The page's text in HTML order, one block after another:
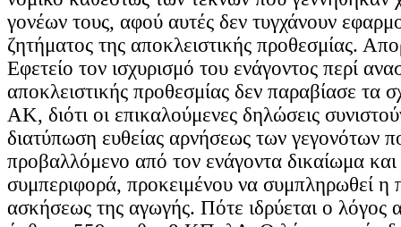
γονέων τους, αφού αυτές δεν τυγχάνουν
ζητήματος της αποκλειστικής προθεσμίας.
Εφετείο τον ισχυρισμό του ενάγοντος περί
αποκλειστικής προθεσμίας δεν παραβίασε τα
ΑΚ, διότι οι επικαλούμενες δηλώσεις
διατύπωση ευθείας αρνήσεως των γεγονότων
προβαλλόμενο από τον ενάγοντα δικαίωμα
συμπεριφορά, προκειμένου να συμπληρωθεί η
ασκήσεως της αγωγής. Πότε ιδρύεται ο λόγος